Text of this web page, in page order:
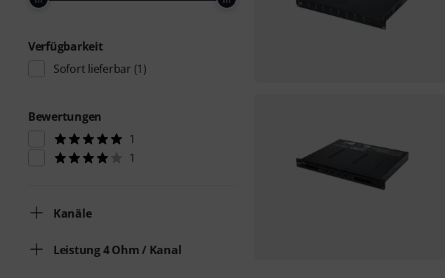
Verfügbarkeit
Sofort lieferbar (1)
Bewertungen
1
1
Kanäle
Leistung 4 Ohm / Kanal